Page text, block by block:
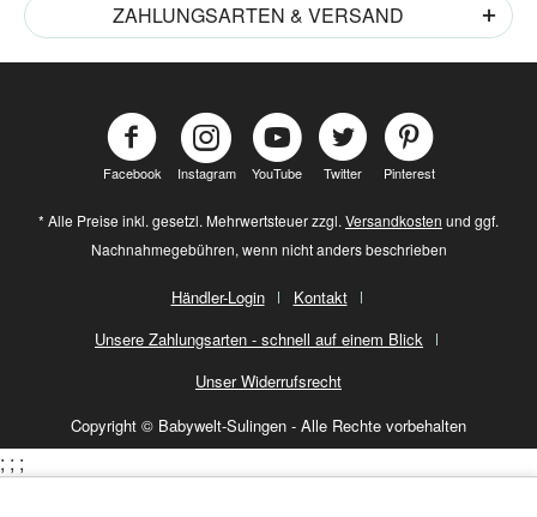
ZAHLUNGSARTEN & VERSAND
Facebook Instagram YouTube Twitter Pinterest
* Alle Preise inkl. gesetzl. Mehrwertsteuer zzgl. Versandkosten und ggf.
Nachnahmegebühren, wenn nicht anders beschrieben
Händler-Login
Kontakt
Unsere Zahlungsarten - schnell auf einem Blick
Unser Widerrufsrecht
Copyright © Babywelt-Sulingen - Alle Rechte vorbehalten
; ; ;